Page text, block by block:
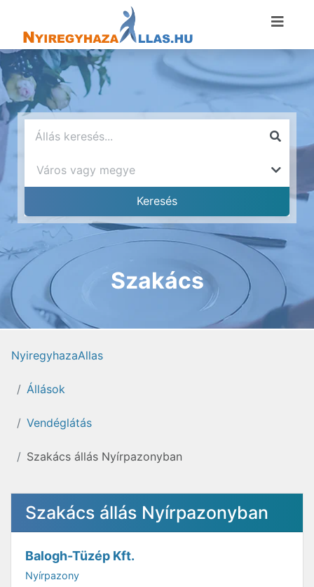
Szakács
NyiregyhazaAllas
Állások
Vendéglátás
Szakács állás Nyírpazonyban
Szakács állás Nyírpazonyban
Balogh-Tüzép Kft.
Nyírpazony